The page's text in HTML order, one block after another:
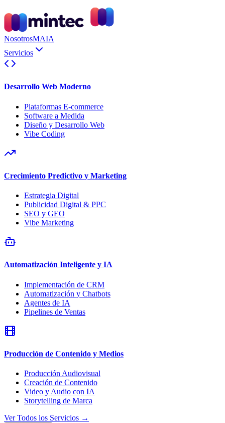
NosotrosMAIA
Servicios
Desarrollo Web Moderno
Plataformas E-commerce
Software a Medida
Diseño y Desarrollo Web
Vibe Coding
Crecimiento Predictivo y Marketing
Estrategia Digital
Publicidad Digital & PPC
SEO y GEO
Vibe Marketing
Automatización Inteligente y IA
Implementación de CRM
Automatización y Chatbots
Agentes de IA
Pipelines de Ventas
Producción de Contenido y Medios
Producción Audiovisual
Creación de Contenido
Video y Audio con IA
Storytelling de Marca
Ver Todos los Servicios →